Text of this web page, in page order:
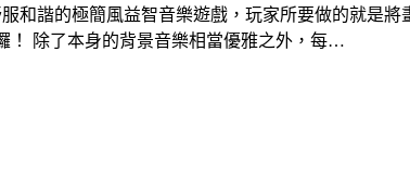
和諧的極簡風益智音樂遊戲，玩家所要做的就是
！ 除了本身的背景音樂相當優雅之外，每…